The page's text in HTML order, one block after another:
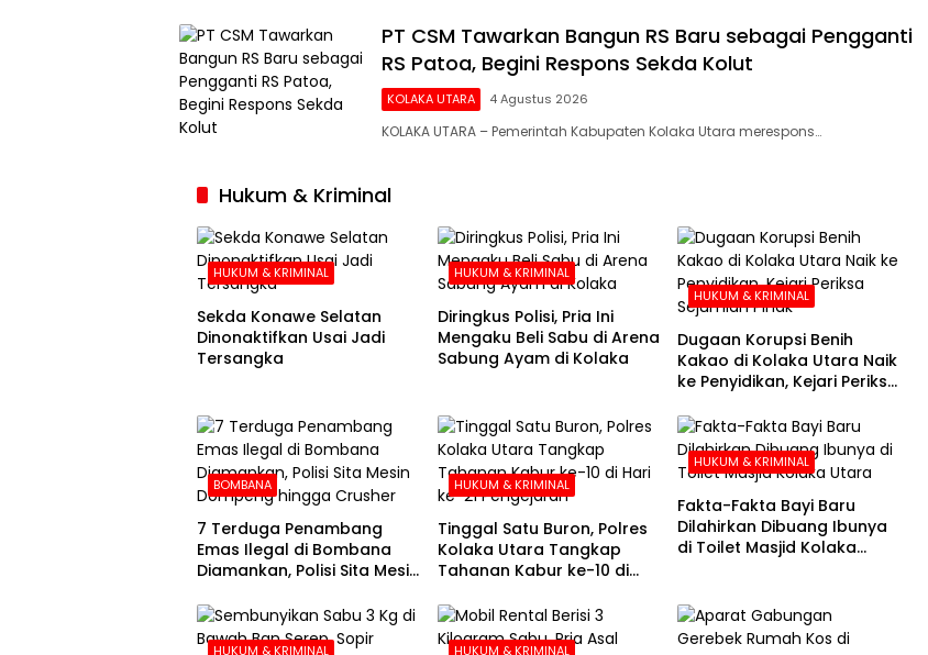
PT CSM Tawarkan Bangun RS Baru sebagai Pengganti
RS Patoa, Begini Respons Sekda Kolut
KOLAKA UTARA 4 Agustus 2026
KOLAKA UTARA – Pemerintah Kabupaten Kolaka Utara merespons…
Hukum & Kriminal
HUKUM & KRIMINAL
Sekda Konawe Selatan
Dinonaktifkan Usai Jadi
Tersangka
HUKUM & KRIMINAL
Diringkus Polisi, Pria Ini
Mengaku Beli Sabu di Arena
Sabung Ayam di Kolaka
HUKUM & KRIMINAL
Dugaan Korupsi Benih
Kakao di Kolaka Utara Naik
ke Penyidikan, Kejari Periksa
BOMBANA
7 Terduga Penambang
Emas Ilegal di Bombana
Diamankan, Polisi Sita Mesin
HUKUM & KRIMINAL
Tinggal Satu Buron, Polres
Kolaka Utara Tangkap
Tahanan Kabur ke-10 di
HUKUM & KRIMINAL
Fakta-Fakta Bayi Baru
Dilahirkan Dibuang Ibunya
di Toilet Masjid Kolaka
HUKUM & KRIMINAL HUKUM & KRIMINAL